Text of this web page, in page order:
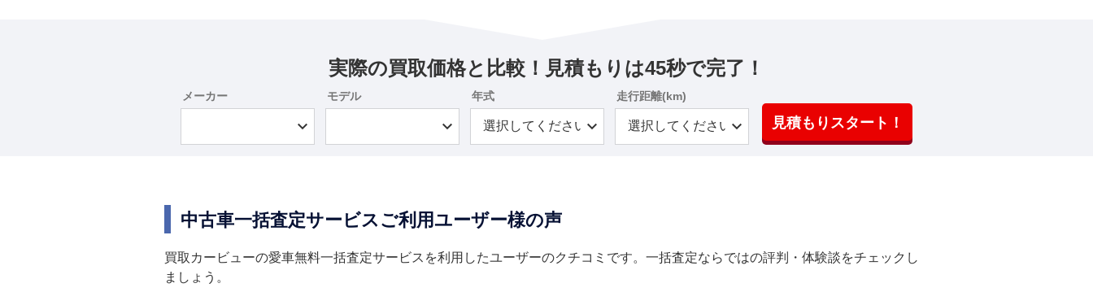
実際の買取価格と比較！見積もりは45秒で完了！
メーカー モデル 年式 走行距離(km)
見積もりスタート！
中古車一括査定サービスご利用ユーザー様の声
買取カービューの愛車無料一括査定サービスを利用したユーザーのクチコミです。一括査定ならではの評判・体験談をチェックし
ましょう。